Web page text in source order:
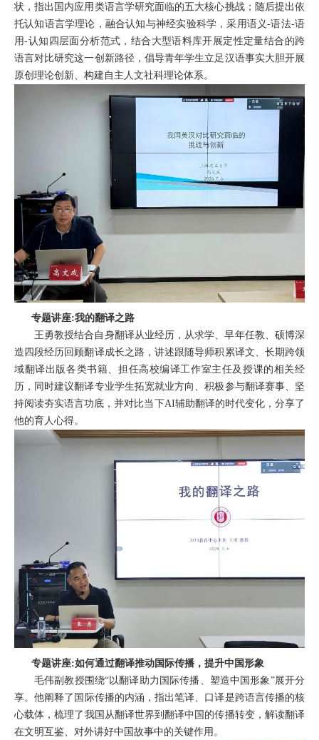
状，指出国内应用类语言学研究面临的五大核心挑战；随后提出依
托认知语言学理论， 融合认知与神经实验科学 ，采用语义-语法-语
用-认知四层面分析范式 ， 结合大型语料库开展定性定量结合的跨
语言对比研究这一创新路径，倡导青年学生立足汉语事实大胆开展
原创理论创新、构建自主人文社科理论体系。
专题讲座:我的翻译之路
王勇教授结合自身翻译从业经历，从求学、早年任教、硕博深
造四段经历回顾翻译成长之路，讲述跟随导师积累译文、长期跨领
域翻译出版各类书籍、担任高校编译工作室主任及授课的相关经
历，同时建议翻译专业学生拓宽就业方向、积极参与翻译赛事、坚
持阅读夯实语言功底，并对比当下AI辅助翻译的时代变化，分享了
他的育人心得。
专题讲座:如何通过翻译推动国际传播，提升中国形象
毛伟副教授围绕“以翻译助力国际传播、塑造中国形象”展开分
享。他阐释了 国际传播的内涵，指出笔译、口译是跨语言传播的核
心载体，梳理了 我国从翻译世界到翻译中国的传播转变，解读翻译
在文明互鉴、对外讲好中国故事中的关键作用。